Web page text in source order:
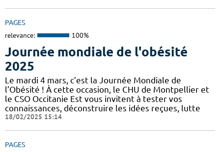
PAGES
relevance: 100%
Journée mondiale de l'obésité
2025
Le mardi 4 mars, c’est la Journée Mondiale de
l’Obésité ! À cette occasion, le CHU de Montpellier et
le CSO Occitanie Est vous invitent à tester vos
connaissances, déconstruire les idées reçues, lutte
18/02/2025 15:14
PAGES